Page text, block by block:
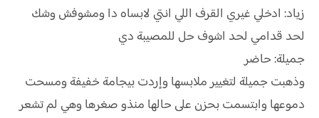
زياد: ادخلي غيري القرف اللي انتي لابساه دا ومشوفش وشك
لحد قدامي لحد اشوف حل للمصيبة دي
جميلة: حاضر
وذهبت جميلة لتغيير ملابسها وإردت بيجامة خفيفة ومسحت
دموعها وابتسمت بحزن على حالها منذو صغرها وهي لم تشعر